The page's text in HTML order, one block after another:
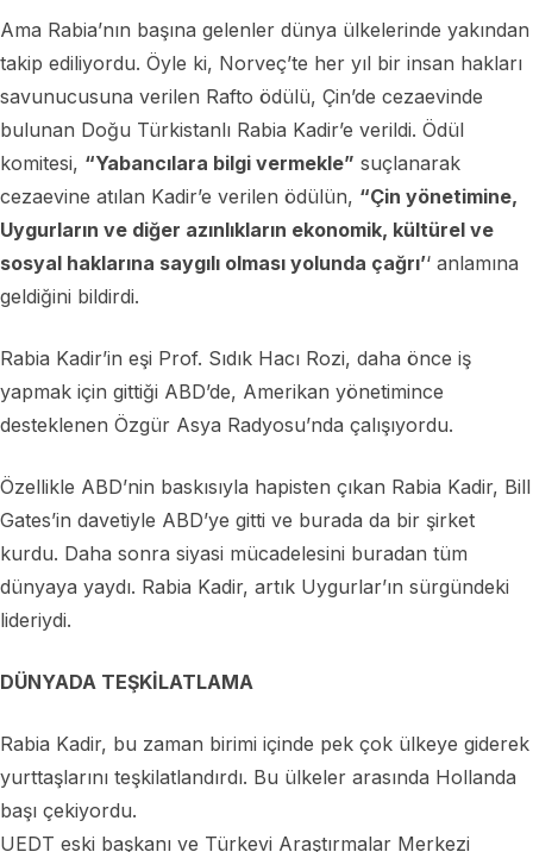
Ama Rabia’nın başına gelenler dünya ülkelerinde yakından
takip ediliyordu. Öyle ki, Norveç’te her yıl bir insan hakları
savunucusuna verilen Rafto ödülü, Çin’de cezaevinde
bulunan Doğu Türkistanlı Rabia Kadir’e verildi. Ödül
komitesi, “Yabancılara bilgi vermekle” suçlanarak
cezaevine atılan Kadir’e verilen ödülün, “Çin yönetimine,
Uygurların ve diğer azınlıkların ekonomik, kültürel ve
sosyal haklarına saygılı olması yolunda çağrı’‘ anlamına
geldiğini bildirdi.
Rabia Kadir’in eşi Prof. Sıdık Hacı Rozi, daha önce iş
yapmak için gittiği ABD’de, Amerikan yönetimince
desteklenen Özgür Asya Radyosu’nda çalışıyordu.
Özellikle ABD’nin baskısıyla hapisten çıkan Rabia Kadir, Bill
Gates’in davetiyle ABD’ye gitti ve burada da bir şirket
kurdu. Daha sonra siyasi mücadelesini buradan tüm
dünyaya yaydı. Rabia Kadir, artık Uygurlar’ın sürgündeki
lideriydi.
DÜNYADA TEŞKİLATLAMA
Rabia Kadir, bu zaman birimi içinde pek çok ülkeye giderek
yurttaşlarını teşkilatlandırdı. Bu ülkeler arasında Hollanda
başı çekiyordu.
UEDT eski başkanı ve Türkevi Araştırmalar Merkezi